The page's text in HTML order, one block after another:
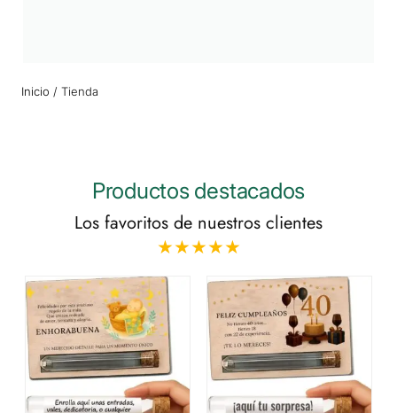
Inicio / Tienda
Productos destacados
Los favoritos de nuestros clientes
★★★★★